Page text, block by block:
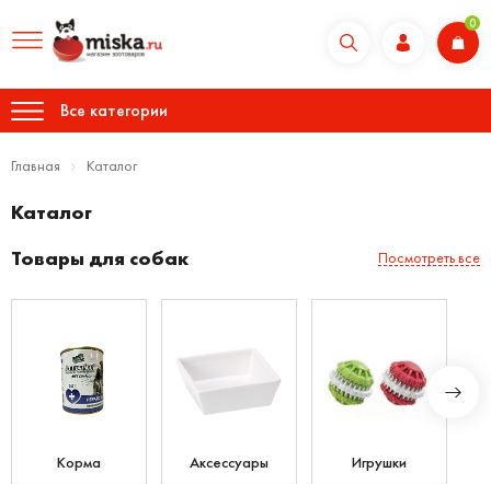
0
Все категории
Главная Каталог
Каталог
Товары для собак
Посмотреть все
Корма Аксессуары Игрушки